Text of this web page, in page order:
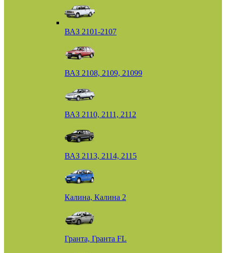
ВАЗ 2101-2107
ВАЗ 2108, 2109, 21099
ВАЗ 2110, 2111, 2112
ВАЗ 2113, 2114, 2115
Калина, Калина 2
Гранта, Гранта FL